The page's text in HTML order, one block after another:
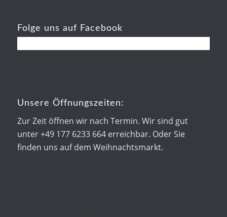
Folge uns auf Facebook
Unsere Öffnungszeiten:
Zur Zeit öffnen wir nach Termin. Wir sind gut
unter +49 177 6233 664 erreichbar. Oder Sie
finden uns auf dem Weihnachtsmarkt.